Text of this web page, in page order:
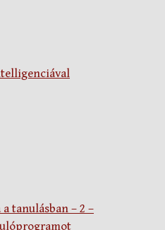
tanulásban – 2 –